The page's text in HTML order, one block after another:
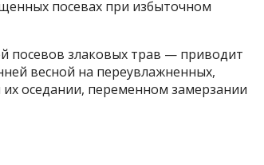
посевах при избыточном
посевов злаковых трав — приводит
весной на переувлажненных,
оседании, переменном замерзании